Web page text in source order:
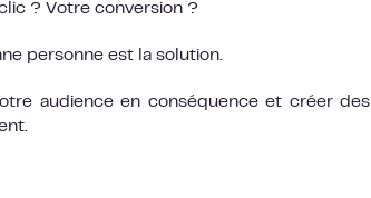
? Votre conversion ?
personne est la solution.
audience en conséquence et créer des